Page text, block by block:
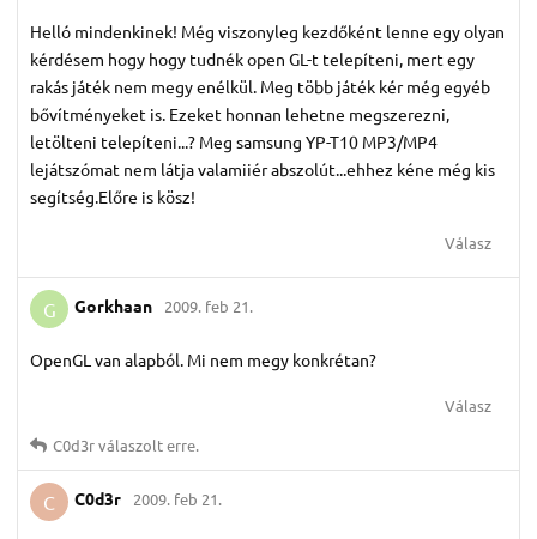
Helló mindenkinek! Még viszonyleg kezdőként lenne egy olyan
kérdésem hogy hogy tudnék open GL-t telepíteni, mert egy
rakás játék nem megy enélkül. Meg több játék kér még egyéb
bővítményeket is. Ezeket honnan lehetne megszerezni,
letölteni telepíteni...? Meg samsung YP-T10 MP3/MP4
lejátszómat nem látja valamiiér abszolút...ehhez kéne még kis
segítség.Előre is kösz!
Válasz
G Gorkhaan 2009. feb 21.
OpenGL van alapból. Mi nem megy konkrétan?
Válasz
C0d3rválaszolt erre.
C C0d3r 2009. feb 21.